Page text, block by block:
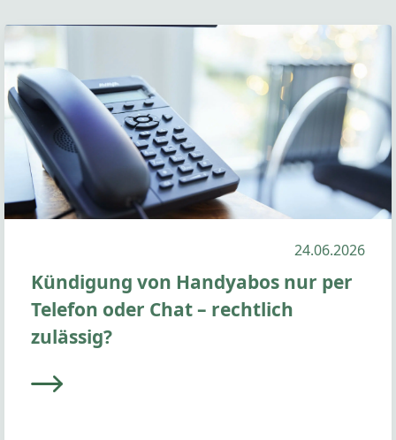
24.06.2026
Kündigung von Handyabos nur per
Telefon oder Chat – rechtlich
zulässig?